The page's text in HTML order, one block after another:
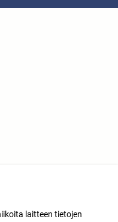
laitteen tietojen